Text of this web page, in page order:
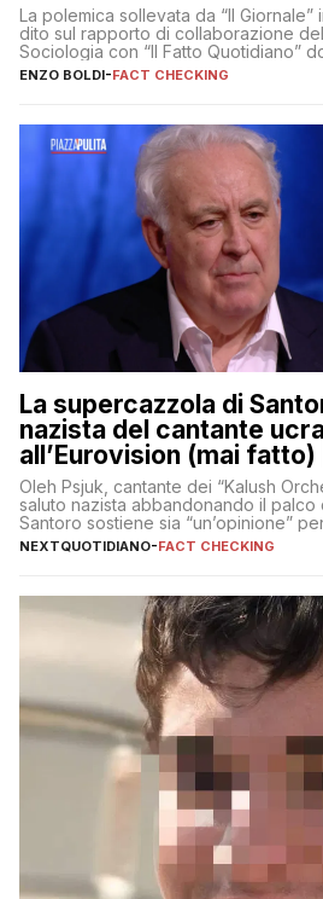
La polemica sollevata da “Il Giornale”
dito sul rapporto di collaborazione
Sociologia con “Il Fatto Quotidiano”
erano volati stracci
ENZO BOLDI-FACT CHECKING
La supercazzola di
nazista del cantante
all’Eurovision (mai fatto)
Oleh Psjuk, cantante dei “Kalush
saluto nazista abbandonando il palco
Santoro sostiene sia “un’opinione”
così
NEXTQUOTIDIANO-FACT CHECKING